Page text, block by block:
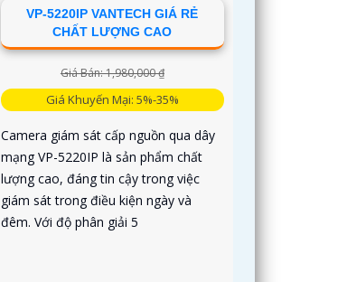
VP-5220IP VANTECH GIÁ RẺ
CHẤT LƯỢNG CAO
Giá Bán: 1,980,000 ₫
Giá Khuyến Mại: 5%-35%
Camera giám sát cấp nguồn qua dây
mạng VP-5220IP là sản phẩm chất
lượng cao, đáng tin cậy trong việc
giám sát trong điều kiện ngày và
đêm. Với độ phân giải 5